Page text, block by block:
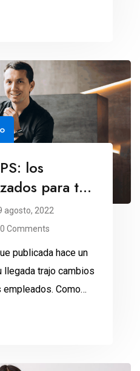
los
para tu
agosto, 2022
0 Comments
publicada hace un
llegada trajo cambios
Como
algunos
nos propuso